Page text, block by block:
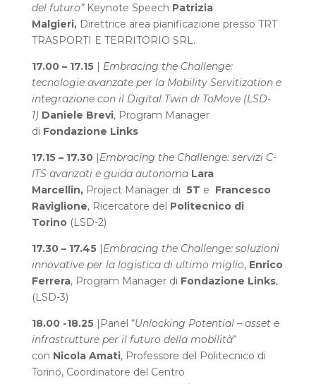
del futuro”Keynote Speech Patrizia
Malgieri,Direttrice area pianificazione presso TRT
TRASPORTI E TERRITORIO SRL.
17.00 – 17.15 | Embracing the Challenge:
tecnologie avanzate per la Mobility Servitization e
integrazione con il Digital Twin di ToMove (LSD-
1) Daniele Brevi, Program Manager
di Fondazione Links
17.15 – 17.30 |Embracing the Challenge: servizi C-
ITS avanzati e guida autonoma Lara
Marcellin,Project Manager di 5T e Francesco
Raviglione, Ricercatore del Politecnico di
Torino(LSD-2)
17.30 – 17.45|Embracing the Challenge: soluzioni
innovative per la logistica di ultimo miglio, Enrico
Ferrera, Program Manager di Fondazione Links,
(LSD-3)
18.00 -18.25|Panel “Unlocking Potential – asset e
infrastrutture per il futuro della mobilità”
con Nicola Amati, Professore del Politecnico di
Torino, Coordinatore del Centro